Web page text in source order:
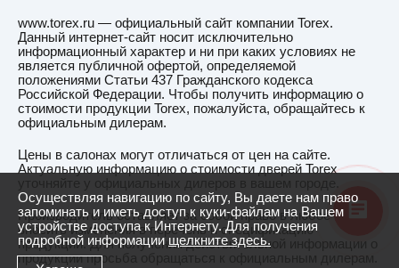
www.torex.ru — официальный сайт компании Torex.
Данный интернет-сайт носит исключительно
информационный характер и ни при каких условиях не
является публичной офертой, определяемой
положениями Статьи 437 Гражданского кодекса
Российской Федерации. Чтобы получить информацию о
стоимости продукции Torex, пожалуйста, обращайтесь к
официальным дилерам.
Цены в салонах могут отличаться от цен на сайте.
Актуальную информацию о стоимости дверей Torex
Производитель оставляет за собой право в любое время
вносить изменения в перечень и спецификацию
продукции. Для получения действительной информации о
продукции просьба обращаться к официальным дилерам.
Осуществляя навигацию по сайту, Вы даете нам право
запоминать и иметь доступ к куки-файлам на Вашем
устройстве доступа к Интернету. Для получения
подробной информации щелкните здесь.